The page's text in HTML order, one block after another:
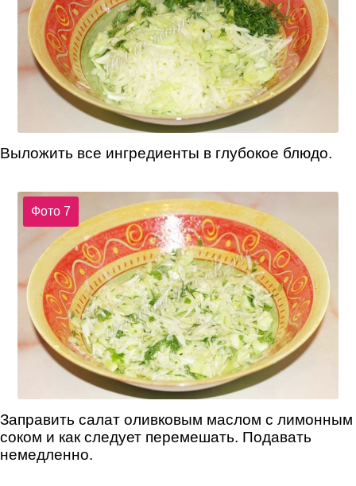
Выложить все ингредиенты в глубокое блюдо.
Фото 7
Заправить салат оливковым маслом с лимонным
соком и как следует перемешать. Подавать
немедленно.